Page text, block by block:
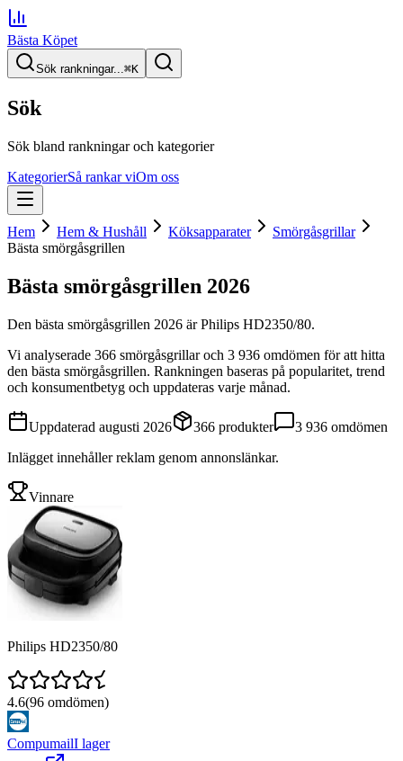
Bästa Köpet
Sök rankningar...⌘K
Sök
Sök bland rankningar och kategorier
KategorierSå rankar viOm oss
Hem Hem & Hushåll Köksapparater
Smörgåsgrillar
Bästa smörgåsgrillen
Bästa smörgåsgrillen 2026
Den bästa smörgåsgrillen 2026 ärPhilips HD2350/80.
Vi analyserade 366 smörgåsgrillaroch 3 936 omdömen för att hitta
den bästa smörgåsgrillen. Rankningen baseras på popularitet, trend
och konsumentbetyg och uppdateras varje månad.
Uppdaterad augusti 2026 366 produkter 3 936 omdömen
Inlägget innehåller reklam genom annonslänkar.
Vinnare
Philips HD2350/80
4.6(96 omdömen)
CompumailI lager